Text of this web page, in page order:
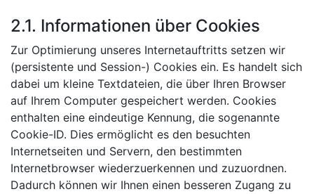
2.1. Informationen über Cookies
Zur Optimierung unseres Internetauftritts setzen wir
(persistente und Session-) Cookies ein. Es handelt sich
dabei um kleine Textdateien, die über Ihren Browser
auf Ihrem Computer gespeichert werden. Cookies
enthalten eine eindeutige Kennung, die sogenannte
Cookie-ID. Dies ermöglicht es den besuchten
Internetseiten und Servern, den bestimmten
Internetbrowser wiederzuerkennen und zuzuordnen.
Dadurch können wir Ihnen einen besseren Zugang zu